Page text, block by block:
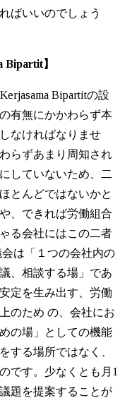
ばいいのでしょう
Bipartit】
Bipartitの設
有無にかかわらず本
なければなりませ
らずあまり周知され
していないため、二
とんどではないかと
、できれば労働組合
る会社にはこの二者
は「１つの会社内の
、相談する場」であ
定を生み出す、労働
のため の、会社にお
の場」としての機能
する場所ではなく、
です。少なくとも月1
題を提案することが